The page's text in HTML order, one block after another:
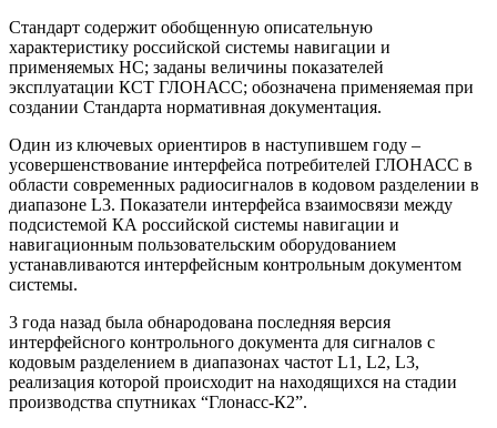
Стандарт содержит обобщенную описательную
характеристику российской системы навигации и
применяемых НС; заданы величины показателей
эксплуатации КСТ ГЛОНАСС; обозначена применяемая при
создании Стандарта нормативная документация.
Один из ключевых ориентиров в наступившем году –
усовершенствование интерфейса потребителей ГЛОНАСС в
области современных радиосигналов в кодовом разделении в
диапазоне L3. Показатели интерфейса взаимосвязи между
подсистемой КА российской системы навигации и
навигационным пользовательским оборудованием
устанавливаются интерфейсным контрольным документом
системы.
3 года назад была обнародована последняя версия
интерфейсного контрольного документа для сигналов с
кодовым разделением в диапазонах частот L1, L2, L3,
реализация которой происходит на находящихся на стадии
производства спутниках “Глонасс-К2”.